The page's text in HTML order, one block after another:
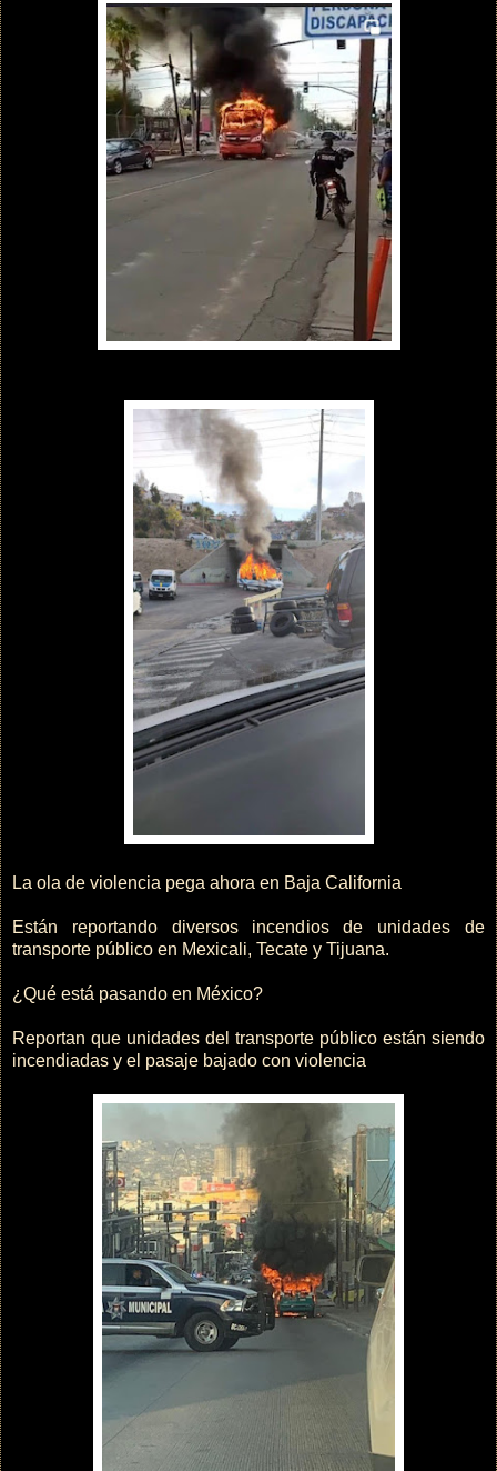
La ola de violencia pega ahora en Baja California
Están reportando diversos incendios de unidades de
transporte público en Mexicali, Tecate y Tijuana.
¿Qué está pasando en México?
Reportan que unidades del transporte público están siendo
incendiadas y el pasaje bajado con violencia